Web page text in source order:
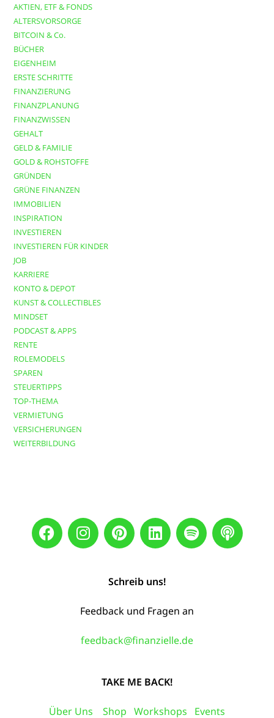
AKTIEN, ETF & FONDS
ALTERSVORSORGE
BITCOIN & Co.
BÜCHER
EIGENHEIM
ERSTE SCHRITTE
FINANZIERUNG
FINANZPLANUNG
FINANZWISSEN
GEHALT
GELD & FAMILIE
GOLD & ROHSTOFFE
GRÜNDEN
GRÜNE FINANZEN
IMMOBILIEN
INSPIRATION
INVESTIEREN
INVESTIEREN FÜR KINDER
JOB
KARRIERE
KONTO & DEPOT
KUNST & COLLECTIBLES
MINDSET
PODCAST & APPS
RENTE
ROLEMODELS
SPAREN
STEUERTIPPS
TOP-THEMA
VERMIETUNG
VERSICHERUNGEN
WEITERBILDUNG
Schreib uns!
Feedback und Fragen an
feedback@finanzielle.de
TAKE ME BACK!
Über Uns Shop Workshops Events